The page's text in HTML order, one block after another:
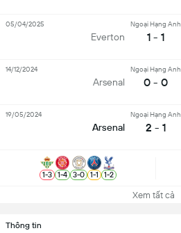
Thông tin
Everton
Ngoại Hạng Anh
1 - 1
05/04/2025
Arsenal
Ngoại Hạng Anh
0 - 0
14/12/2024
Arsenal
Ngoại Hạng Anh
2 - 1
19/05/2024
1-3 1-4 3-0 1-1 1-2
Xem tất cả